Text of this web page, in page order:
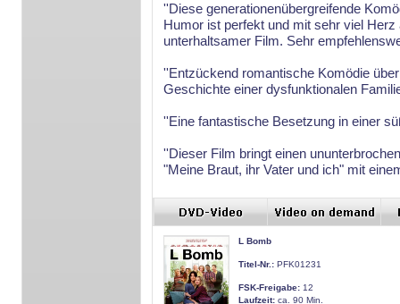
''Diese generationenübergreifende
Humor ist perfekt und mit sehr viel
unterhaltsamer Film. Sehr
''Entzückend romantische Komödie
Geschichte einer dysfunktionalen
''Eine fantastische Besetzung in einer
''Dieser Film bringt einen
"Meine Braut, ihr Vater und ich" mit
L Bomb
Titel-Nr.: PFK01231
FSK-Freigabe: 12
Laufzeit: ca. 90 Min.